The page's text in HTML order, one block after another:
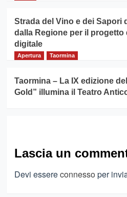
Strada del Vino e dei Sapori
dalla Regione per il
digitale
Apertura Taormina
Taormina – La IX edizione
Gold” illumina il Teatro
Lascia un
Devi essereconnesso per